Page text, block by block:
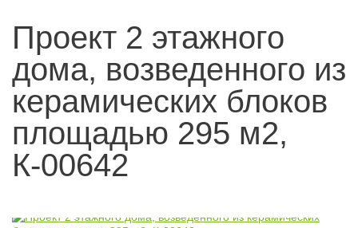
Проект 2 этажного
дома, возведенного из
керамических блоков
площадью 295 м2,
К-00642